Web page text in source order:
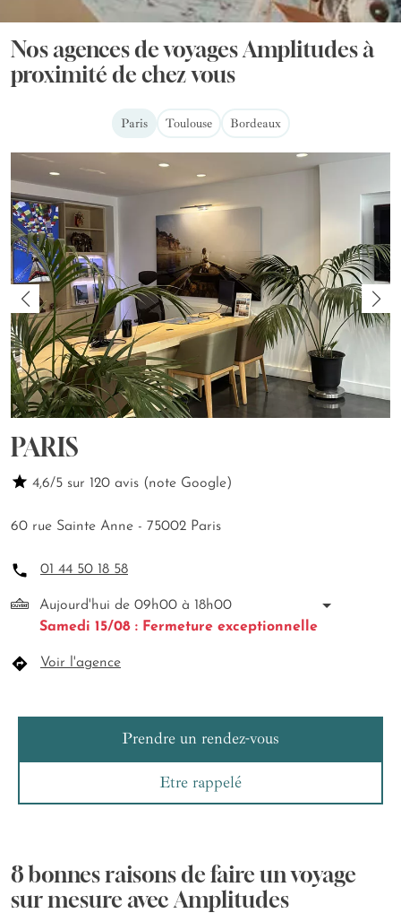
Nos agences de voyages Amplitudes à
proximité de chez vous
Paris Toulouse Bordeaux
PARIS
4,6/5 sur 120 avis (note Google)
60 rue Sainte Anne - 75002 Paris
01 44 50 18 58
Aujourd'hui de 09h00 à 18h00
Samedi 15/08 : Fermeture exceptionnelle
Voir l'agence
Prendre un rendez-vous
Etre rappelé
8 bonnes raisons de faire un voyage
sur mesure avec Amplitudes